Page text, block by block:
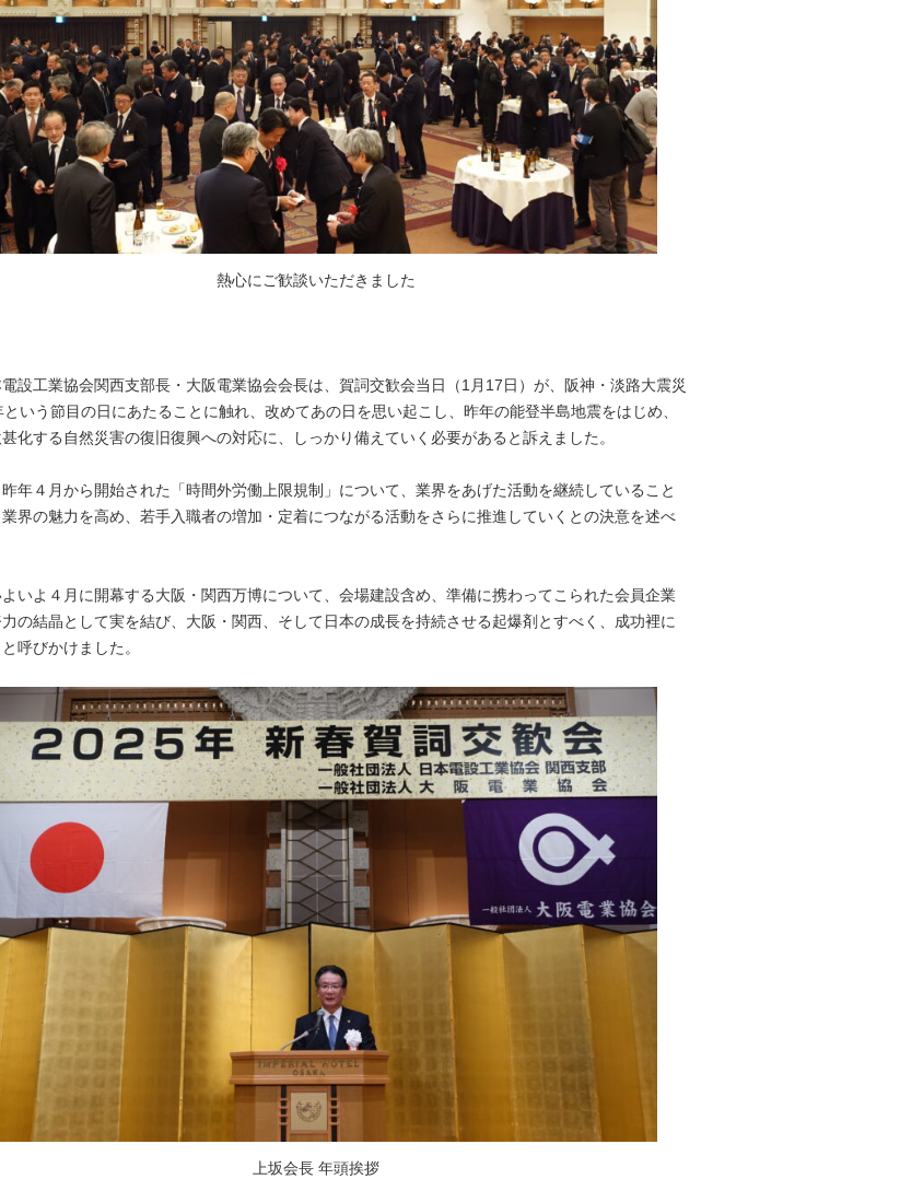
熱心にご歓談いただきました
電設工業協会関西支部長・大阪電業協会会長は、賀詞交歓会当日（1月17日）が、阪神・淡路大震災
いう節目の日にあたることに触れ、改めてあの日を思い起こし、昨年の能登半島地震をはじめ、
化する自然災害の復旧復興への対応に、しっかり備えていく必要があると訴えました。
年４月から開始された「時間外労働上限規制」について、業界をあげた活動を継続していること
界の魅力を高め、若手入職者の増加・定着につながる活動をさらに推進していくとの決意を述べ
よいよ４月に開幕する大阪・関西万博について、会場建設含め、準備に携わってこられた会員企業
の結晶として実を結び、大阪・関西、そして日本の成長を持続させる起爆剤とすべく、成功裡に
呼びかけました。
上坂会長 年頭挨拶